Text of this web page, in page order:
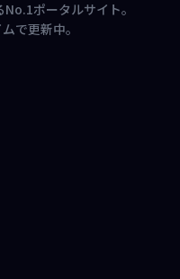
ポータルサイト。
で更新中。